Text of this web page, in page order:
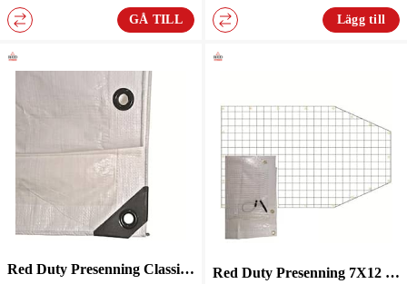
GÅ TILL Lägg till
Red Duty Presenning Classic 180g Vit
Red Duty Presenning 7X12 Formsydd 240G